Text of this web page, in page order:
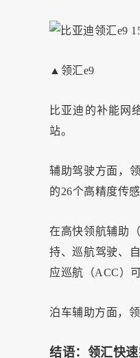
▲领汇e9
比亚迪的补能网
站。
辅助驾驶方面，
的26个高精度传感
在高快领航辅助
持、巡航驾驶、
应巡航（ACC）
泊车辅助方面，
结语：领汇快